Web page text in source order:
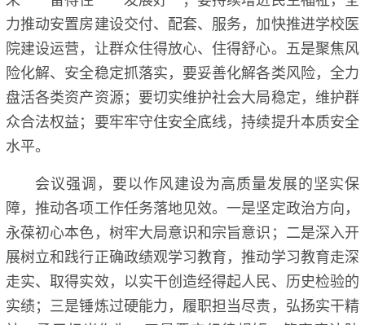
力推动安置房建设交付、配套、服务，加快推进学校医
院建设运营，让群众住得放心、住得舒心。五是聚焦风
险化解、安全稳定抓落实，要妥善化解各类风险，全力
盘活各类资产资源；要切实维护社会大局稳定，维护群
众合法权益；要牢牢守住安全底线，持续提升本质安全
水平。
会议强调，要以作风建设为高质量发展的坚实保
障，推动各项工作任务落地见效。一是坚定政治方向，
永葆初心本色，树牢大局意识和宗旨意识；二是深入开
展树立和践行正确政绩观学习教育，推动学习教育走深
走实、取得实效，以实干创造经得起人民、历史检验的
实绩；三是锤炼过硬能力，履职担当尽责，弘扬实干精